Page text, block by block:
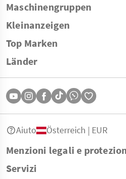
Maschinengruppen
Kleinanzeigen
Top Marken
Länder
Menzioni legali e
Servizi
Aiuto Österreich | EUR